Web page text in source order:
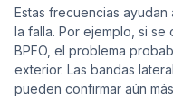
Estas frecuencias
la falla. Por ejemplo, si
BPFO, el problema
exterior. Las bandas
pueden confirmar aún